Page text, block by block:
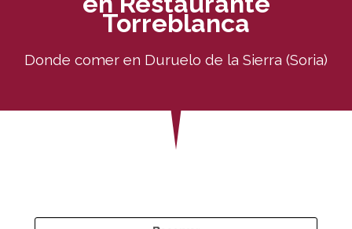
Torreblanca
Donde comer en Duruelo de la Sierra (Soria)